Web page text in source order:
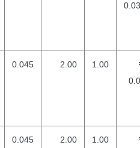
1.00
2.00
0.045
1.00
2.00
0.045